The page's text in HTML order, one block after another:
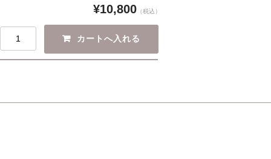
¥10,800 （税込）